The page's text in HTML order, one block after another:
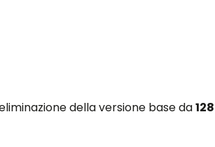
della versione base da